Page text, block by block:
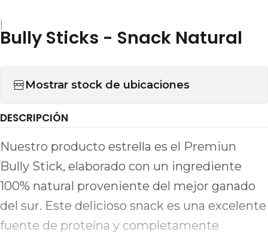
Bully Sticks - Snack Natural
Mostrar stock de ubicaciones
DESCRIPCIÓN
Nuestro producto estrella es el Premiun
Bully Stick, elaborado con un ingrediente
100% natural proveniente del mejor ganado
del sur. Este delicioso snack es una excelente
fuente de proteína y completamente